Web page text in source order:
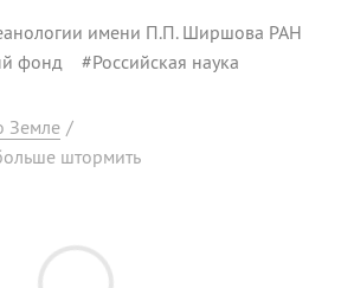
имени П.П. Ширшова РАН
фонд #Российская наука
Земле /
штормить